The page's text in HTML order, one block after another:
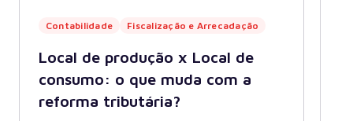
Contabilidade Fiscalização e Arrecadação
Local de produção x Local de
consumo: o que muda com a
reforma tributária?